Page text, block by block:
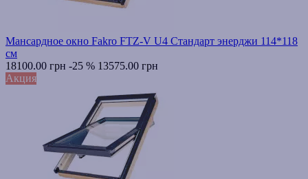
Мансардное окно Fakro FTZ-V U4 Стандарт энерджи 114*118
см
18100.00 грн -25 % 13575.00 грн
Акция